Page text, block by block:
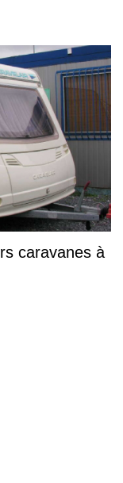
caravanes à